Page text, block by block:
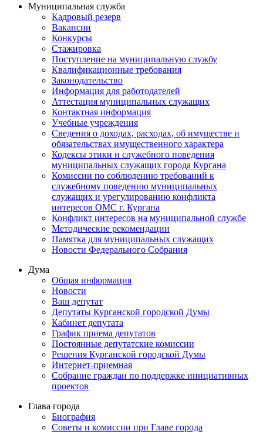
Муниципальная служба
Кадровый резерв
Вакансии
Конкурсы
Стажировка
Поступление на муниципальную службу
Квалификационные требования
Законодательство
Информация для работодателей
Аттестация муниципальных служащих
Контактная информация
Учебные учреждения
Сведения о доходах, расходах, об имуществе и
обязательствах имущественного характера
Кодексы этики и служебного поведения
муниципальных служащих города Кургана
Комиссии по соблюдению требований к
служебному поведению муниципальных
служащих и урегулированию конфликта
интересов ОМС г. Кургана
Конфликт интересов на муниципальной службе
Методические рекомендации
Памятка для муниципальных служащих
Новости Федерального Cобрания
Дума
Общая информация
Новости
Ваш депутат
Депутаты Курганской городской Думы
Кабинет депутата
График приема депутатов
Постоянные депутатские комиссии
Решения Курганской городской Думы
Интернет-приемная
Собрание граждан по поддержке инициативных
проектов
Глава города
Биография
Советы и комиссии при Главе города